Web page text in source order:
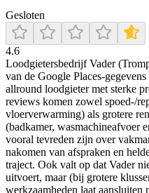
Gesloten
4.6
Loodgietersbedrijf Vader
van de Google Places-
allround loodgieter met sterke
reviews komen zowel spoed-/
vloerverwarming) als grotere
(badkamer, wasmachineafvoer
vooral tevreden zijn over
nakomen van afspraken en
traject. Ook valt op dat Vader
uitvoert, maar (bij grotere
werkzaamheden laat aansluiten